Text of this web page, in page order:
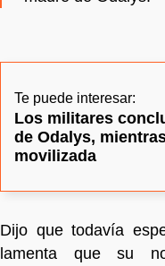
Te puede interesar:
Los militares
de Odalys,
movilizada
Dijo que todavía
lamenta que su